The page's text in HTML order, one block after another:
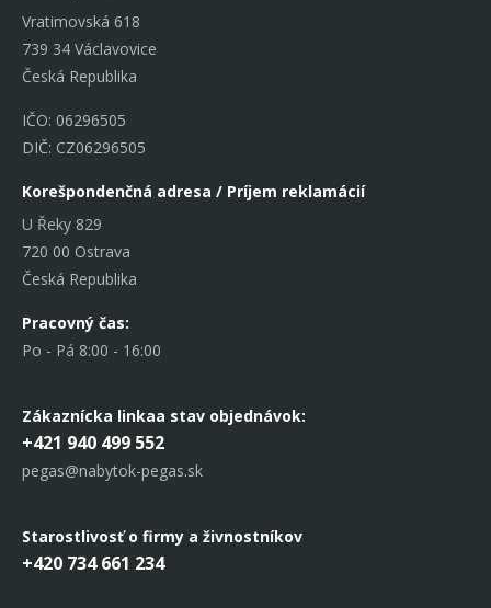
Vratimovská 618
739 34 Václavovice
Česká Republika
IČO: 06296505
DIČ: CZ06296505
Korešpondenčná adresa / Príjem reklamácií
U Řeky 829
720 00 Ostrava
Česká Republika
Pracovný čas:
Po - Pá 8:00 - 16:00
Zákaznícka linkaa stav objednávok:
+421 940 499 552
pegas@nabytok-pegas.sk
Starostlivosť o firmy a živnostníkov
+420 734 661 234